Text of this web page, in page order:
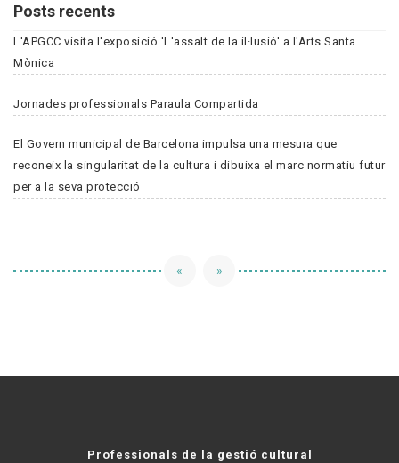
Posts recents
L'APGCC visita l'exposició 'L'assalt de la il·lusió' a l'Arts Santa
Mònica
Jornades professionals Paraula Compartida
El Govern municipal de Barcelona impulsa una mesura que
reconeix la singularitat de la cultura i dibuixa el marc normatiu futur
per a la seva protecció
« »
Professionals de la gestió cultural